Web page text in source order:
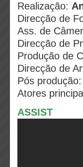
Realização:
Direcção de
Ass. de
Direcção de
Produção de
Direcção de
Pós produção:
Atores
ASSIST